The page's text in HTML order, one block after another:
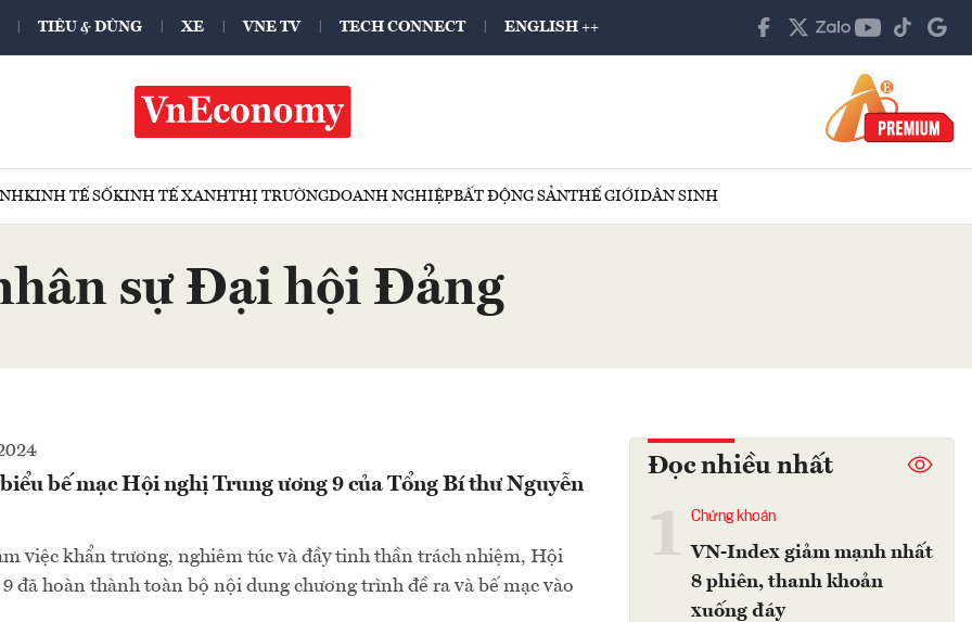
TIÊU & DÙNG XE VNE TV TECH CONNECT ENGLISH ++
KINH TẾ SỐKINH TẾ XANHTHỊ TRƯỜNGDOANH NGHIỆPBẤT ĐỘNG SẢNTHẾ GIỚIDÂN SINH
sự Đại hội Đảng
bế mạc Hội nghị Trung ương 9 của Tổng Bí thư Nguyễn
việc khẩn trương, nghiêm túc và đầy tinh thần trách nhiệm, Hội
đã hoàn thành toàn bộ nội dung chương trình đề ra và bế mạc vào
Đọc nhiều nhất
Chứng khoán
VN-Index giảm mạnh nhất
8 phiên, thanh khoản
xuống đáy